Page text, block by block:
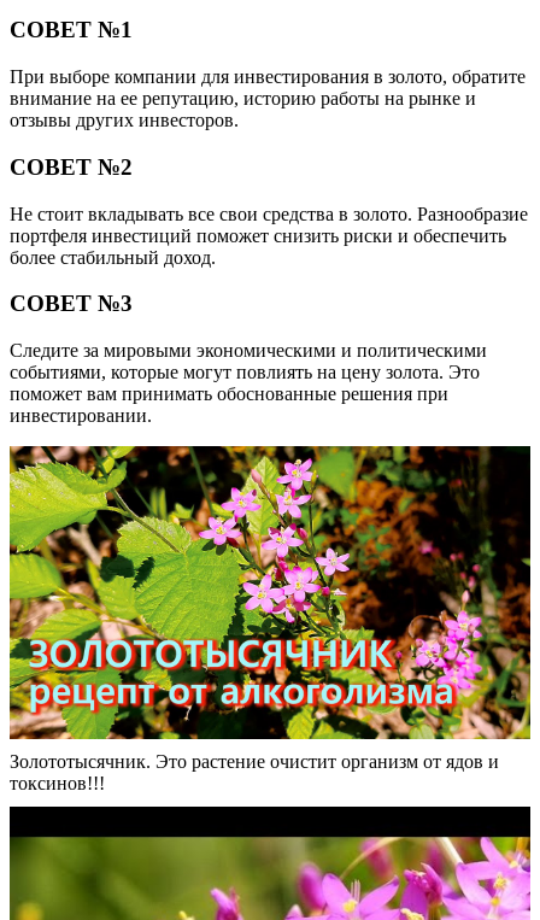
СОВЕТ №1
При выборе компании для инвестирования в золото, обратите
внимание на ее репутацию, историю работы на рынке и
отзывы других инвесторов.
СОВЕТ №2
Не стоит вкладывать все свои средства в золото. Разнообразие
портфеля инвестиций поможет снизить риски и обеспечить
более стабильный доход.
СОВЕТ №3
Следите за мировыми экономическими и политическими
событиями, которые могут повлиять на цену золота. Это
поможет вам принимать обоснованные решения при
инвестировании.
Золототысячник. Это растение очистит организм от ядов и
токсинов!!!